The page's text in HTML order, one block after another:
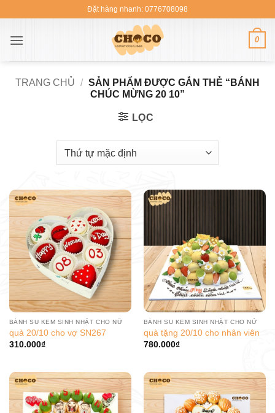
nội
Đặt hàng nhanh: 0776708098
0
TRANG CHỦ / SẢN PHẨM ĐƯỢC GẮN THẺ “BÁNH
CHÚC MỪNG 20 10”
LỌC
BÁNH SU KEM SINH NHẬT CHO NỮ
quà 20/10 cho vợ SN267
310.000₫
BÁNH SU KEM SINH NHẬT CHO NỮ
quà tặng 20/10 cho nhân viên
780.000₫